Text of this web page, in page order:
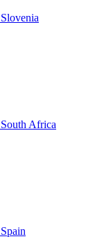
Slovenia
South Africa
Spain